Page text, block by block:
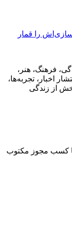
را قمار
سبک زندگی، فرهنگ، هنر،
اخبار، تجربه‌ها،
از زندگی
کسب مجوز مکتوب